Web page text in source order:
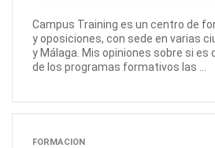
Campus Training es un centro de
y oposiciones, con sede en varias
y Málaga. Mis opiniones sobre si es
de los programas formativos las ...
FORMACION